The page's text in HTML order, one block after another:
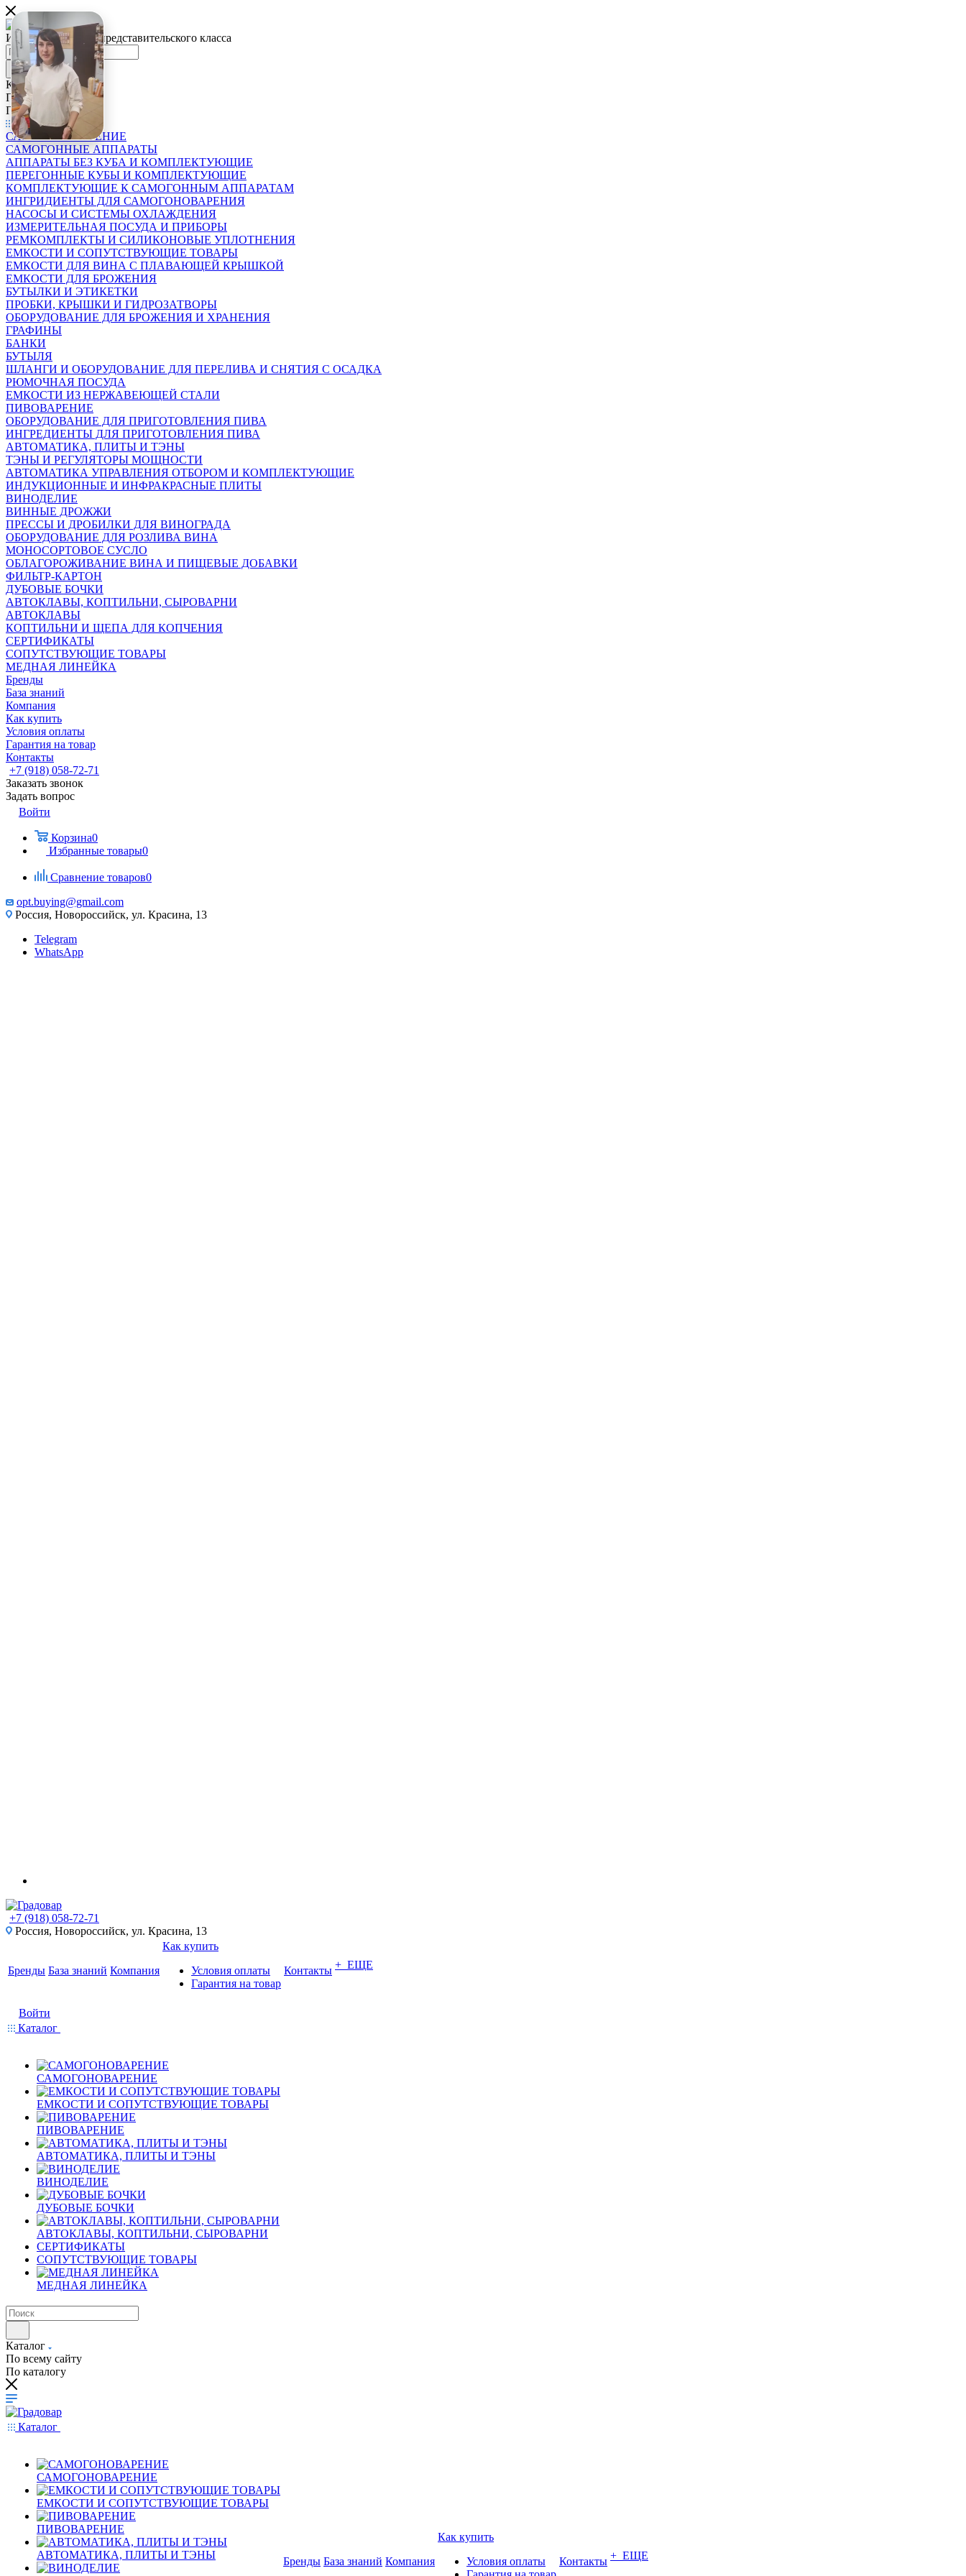
Интернет-магазин представительского класса
Каталог
По всему сайту
По каталогу
Каталог
САМОГОНОВАРЕНИЕ
САМОГОННЫЕ АППАРАТЫ
АППАРАТЫ БЕЗ КУБА И КОМПЛЕКТУЮЩИЕ
ПЕРЕГОННЫЕ КУБЫ И КОМПЛЕКТУЮЩИЕ
КОМПЛЕКТУЮЩИЕ К САМОГОННЫМ АППАРАТАМ
ИНГРИДИЕНТЫ ДЛЯ САМОГОНОВАРЕНИЯ
НАСОСЫ И СИСТЕМЫ ОХЛАЖДЕНИЯ
ИЗМЕРИТЕЛЬНАЯ ПОСУДА И ПРИБОРЫ
РЕМКОМПЛЕКТЫ И СИЛИКОНОВЫЕ УПЛОТНЕНИЯ
ЕМКОСТИ И СОПУТСТВУЮЩИЕ ТОВАРЫ
ЕМКОСТИ ДЛЯ ВИНА С ПЛАВАЮЩЕЙ КРЫШКОЙ
ЕМКОСТИ ДЛЯ БРОЖЕНИЯ
БУТЫЛКИ И ЭТИКЕТКИ
ПРОБКИ, КРЫШКИ И ГИДРОЗАТВОРЫ
ОБОРУДОВАНИЕ ДЛЯ БРОЖЕНИЯ И ХРАНЕНИЯ
ГРАФИНЫ
БАНКИ
БУТЫЛЯ
ШЛАНГИ И ОБОРУДОВАНИЕ ДЛЯ ПЕРЕЛИВА И СНЯТИЯ С ОСАДКА
РЮМОЧНАЯ ПОСУДА
ЕМКОСТИ ИЗ НЕРЖАВЕЮЩЕЙ СТАЛИ
ПИВОВАРЕНИЕ
ОБОРУДОВАНИЕ ДЛЯ ПРИГОТОВЛЕНИЯ ПИВА
ИНГPЕДИЕНТЫ ДЛЯ ПРИГОТОВЛЕНИЯ ПИВА
АВТОМАТИКА, ПЛИТЫ И ТЭНЫ
ТЭНЫ И РЕГУЛЯТОРЫ МОЩНОСТИ
АВТОМАТИКА УПРАВЛЕНИЯ ОТБОРОМ И КОМПЛЕКТУЮЩИЕ
ИНДУКЦИОННЫЕ И ИНФРАКРАСНЫЕ ПЛИТЫ
ВИНОДЕЛИЕ
ВИННЫЕ ДРОЖЖИ
ПРЕССЫ И ДРОБИЛКИ ДЛЯ ВИНОГРАДА
ОБОРУДОВАНИЕ ДЛЯ РОЗЛИВА ВИНА
МОНОСОРТОВОЕ СУСЛО
ОБЛАГОРОЖИВАНИЕ ВИНА И ПИЩЕВЫЕ ДОБАВКИ
ФИЛЬТР-КАРТОН
ДУБОВЫЕ БОЧКИ
АВТОКЛАВЫ, КОПТИЛЬНИ, СЫРОВАРНИ
АВТОКЛАВЫ
КОПТИЛЬНИ И ЩЕПА ДЛЯ КОПЧЕНИЯ
СЕРТИФИКАТЫ
СОПУТСТВУЮЩИЕ ТОВАРЫ
МЕДНАЯ ЛИНЕЙКА
Бренды
База знаний
Компания
Как купить
Условия оплаты
Гарантия на товар
Контакты
+7 (918) 058-72-71
Заказать звонок
Задать вопрос
Войти
Корзина0
Избранные товары0
Сравнение товаров0
opt.buying@gmail.com
Россия, Новороссийск, ул. Красина, 13
Telegram
WhatsApp
+7 (918) 058-72-71
Россия, Новороссийск, ул. Красина, 13
Бренды База знаний Компания
Как купить
Условия оплаты
Гарантия на товар
Контакты + ЕЩЕ
Войти
Каталог
САМОГОНОВАРЕНИЕ
ЕМКОСТИ И СОПУТСТВУЮЩИЕ ТОВАРЫ
ПИВОВАРЕНИЕ
АВТОМАТИКА, ПЛИТЫ И ТЭНЫ
ВИНОДЕЛИЕ
ДУБОВЫЕ БОЧКИ
АВТОКЛАВЫ, КОПТИЛЬНИ, СЫРОВАРНИ
СЕРТИФИКАТЫ
СОПУТСТВУЮЩИЕ ТОВАРЫ
МЕДНАЯ ЛИНЕЙКА
Каталог
По всему сайту
По каталогу
Каталог
САМОГОНОВАРЕНИЕ
ЕМКОСТИ И СОПУТСТВУЮЩИЕ ТОВАРЫ
ПИВОВАРЕНИЕ
АВТОМАТИКА, ПЛИТЫ И ТЭНЫ
Бренды База знаний Компания
Как купить
Условия оплаты
Контакты + ЕЩЕ